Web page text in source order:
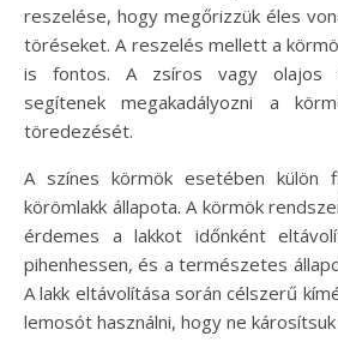
reszelése, hogy megőrizzük éles
töréseket. A reszelés mellett a
is fontos. A zsíros vagy olajos
segítenek megakadályozni a
töredezését.
A színes körmök esetében külön
körömlakk állapota. A körmök
érdemes a lakkot időnként
pihenhessen, és a természetes
A lakk eltávolítása során célszerű
lemosót használni, hogy ne